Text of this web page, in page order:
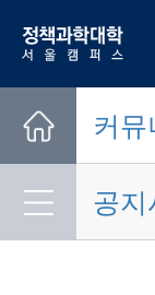
한양대학
커뮤
공지